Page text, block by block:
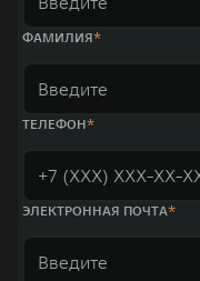
«14+5», которая включает
также 5 предприятий по
ФАМИЛИЯ
ТЕЛЕФОН
ЭЛЕКТРОННАЯ ПОЧТА